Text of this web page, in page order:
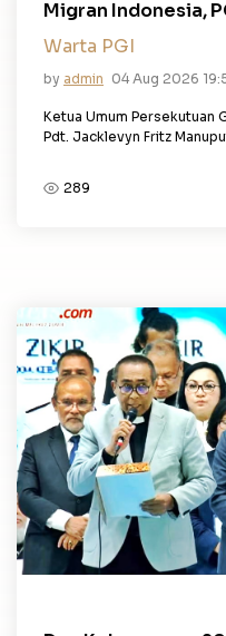
Migran Indonesia,
Warta PGI
by admin 04 Aug 2026
Ketua Umum Persekutuan
Pdt. Jacklevyn Fritz
289